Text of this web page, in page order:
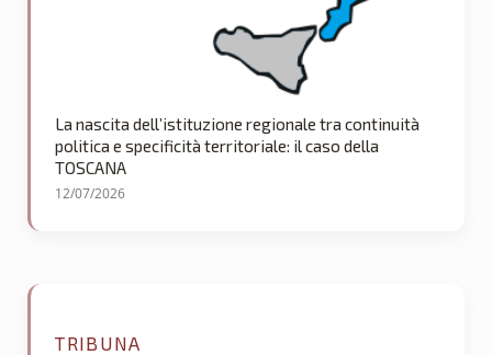
La nascita dell’istituzione regionale tra continuità
politica e specificità territoriale: il caso della
TOSCANA
12/07/2026
TRIBUNA